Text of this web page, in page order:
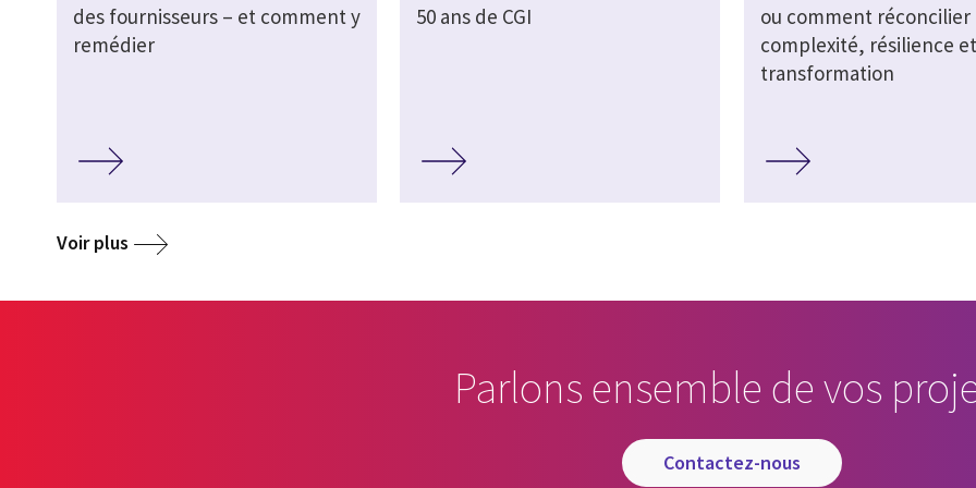
des fournisseurs – et comment y
remédier
50 ans de CGI
ou comment réconcilier
complexité, résilience et
transformation
Voir plus
Parlons ensemble de vos
contactez-nous